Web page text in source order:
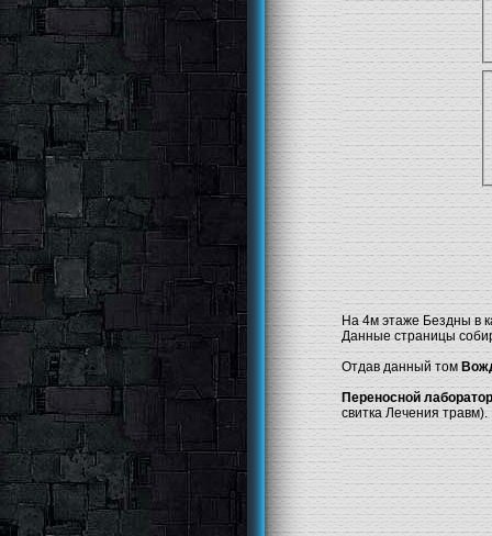
На 4м этаже Бездны в
Данные страницы
Отдав данный том
Переносной
свитка Лечения травм).